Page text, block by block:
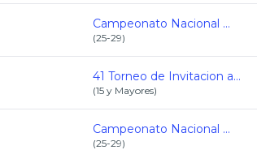
Campeonato Nacional Master C.C. 2025
(25-29)
41 Torneo de Invitacion anv
(15 y Mayores)
Campeonato Nacional Master C.C. 2025
(25-29)